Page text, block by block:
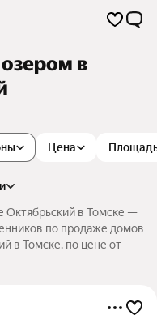
в
Цена
Октябрьский в Томске —
по продаже домов
в Томске. по цене от